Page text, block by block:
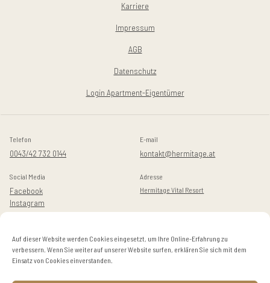
Auf dieser Website werden Cookies eingesetzt, um Ihre Online-Erfahrung zu
verbessern. Wenn Sie weiter auf unserer Website surfen, erklären Sie sich mit dem
Einsatz von Cookies einverstanden.
Karriere
Impressum
AGB
Datenschutz
Login Apartment-Eigentümer
Telefon
0043/42 732 0144
E-mail
kontakt@hermitage.at
Social Media
Facebook
Instagram
Adresse
Hermitage Vital Resort
A-9082 Maria Wörth / Dellach